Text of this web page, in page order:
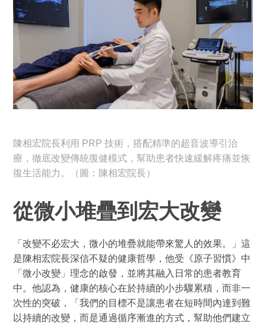
陳相宏院長利用 PRP 技術，搭配精準的超音波導引治
療，徹底改變傳統復健模式，幫助患者快速緩解疼痛並恢
復生活能力。（圖：陳相宏院長）
從微小堆疊到宏大改變
「改變不必宏大，微小的堆疊就能帶來驚人的效果。」這
是陳相宏院長深信不疑的健康哲學，他受《原子習慣》中
「微小改變」理念的啟發，並將其融入日常的患者教育
中。他認為，健康的核心在於持續的小步驟累積，而非一
次性的突破，「我們的目標不是讓患者在短時間內達到難
以持續的改變，而是通過循序漸進的方式，幫助他們建立